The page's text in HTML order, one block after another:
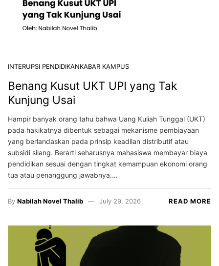
INTERUPSI PENDIDIKANKABAR KAMPUS
Benang Kusut UKT UPI yang Tak
Kunjung Usai
Hampir banyak orang tahu bahwa Uang Kuliah Tunggal (UKT)
pada hakikatnya dibentuk sebagai mekanisme pembiayaan
yang berlandaskan pada prinsip keadilan distributif atau
subsidi silang. Berarti seharusnya mahasiswa membayar biaya
pendidikan sesuai dengan tingkat kemampuan ekonomi orang
tua atau penanggung jawabnya.…
By Nabilah Novel Thalib July 29, 2026 READ MORE